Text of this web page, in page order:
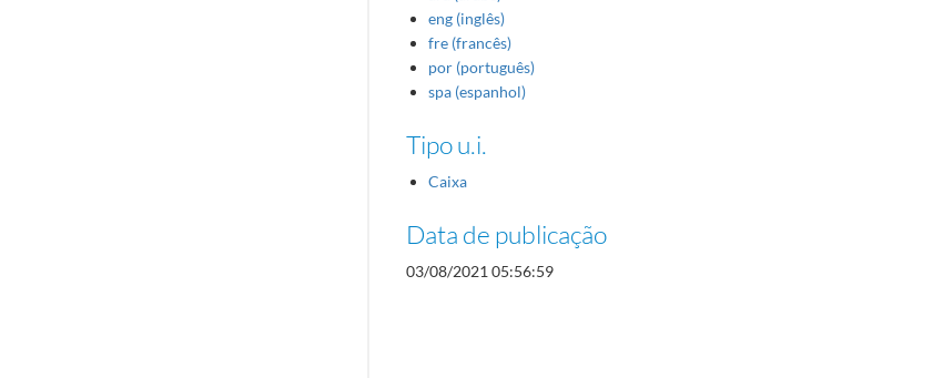
eng (inglês)
fre (francês)
por (português)
spa (espanhol)
Tipo u.i.
Caixa
Data de publicação
03/08/2021 05:56:59